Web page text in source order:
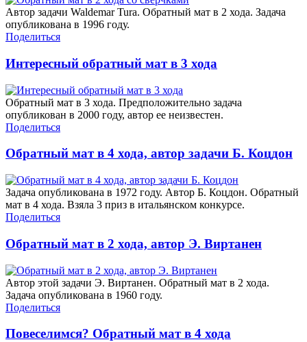
Автор задачи Waldemar Tura. Обратный мат в 2 хода. Задача
опубликована в 1996 году.
Поделиться
Интересный обратный мат в 3 хода
Обратный мат в 3 хода. Предположительно задача
опубликован в 2000 году, автор ее неизвестен.
Поделиться
Обратный мат в 4 хода, автор задачи Б. Коцдон
Задача опубликована в 1972 году. Автор Б. Коцдон. Обратный
мат в 4 хода. Взяла 3 приз в итальянском конкурсе.
Поделиться
Обратный мат в 2 хода, автор Э. Виртанен
Автор этой задачи Э. Виртанен. Обратный мат в 2 хода.
Задача опубликована в 1960 году.
Поделиться
Повеселимся? Обратный мат в 4 хода